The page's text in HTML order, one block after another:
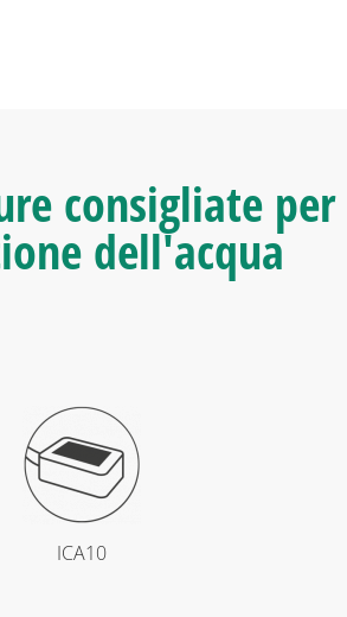
consigliate per
dell'acqua
ICA10